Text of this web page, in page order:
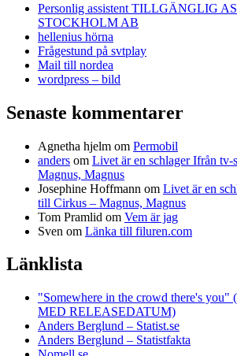
Personlig assistent TILLGÄNGLIG
STOCKHOLM AB
hellenius hörna
Frågestund på svtplay
Mail till nordea
wordpress – bild
Senaste kommentarer
Agnetha hjelm om Permobil
anders om Livet är en schlager Ifrån
Magnus, Magnus
Josephine Hoffmann om Livet är en
till Cirkus – Magnus, Magnus
Tom Pramlid om Vem är jag
Sven om Länka till filuren.com
Länklista
"Somewhere in the crowd there's
MED RELEASEDATUM)
Anders Berglund – Statist.se
Anders Berglund – Statistfakta